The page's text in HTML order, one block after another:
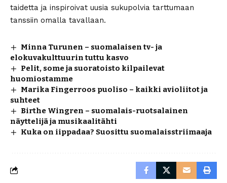
taidetta ja inspiroivat uusia sukupolvia tarttumaan
tanssiin omalla tavallaan.
Minna Turunen – suomalaisen tv- ja
elokuvakulttuurin tuttu kasvo
Pelit, some ja suoratoisto kilpailevat
huomiostamme
Marika Fingerroos puoliso – kaikki avioliitot ja
suhteet
Birthe Wingren – suomalais-ruotsalainen
näyttelijä ja musikaalitähti
Kuka on iippadaa? Suosittu suomalaisstriimaaja